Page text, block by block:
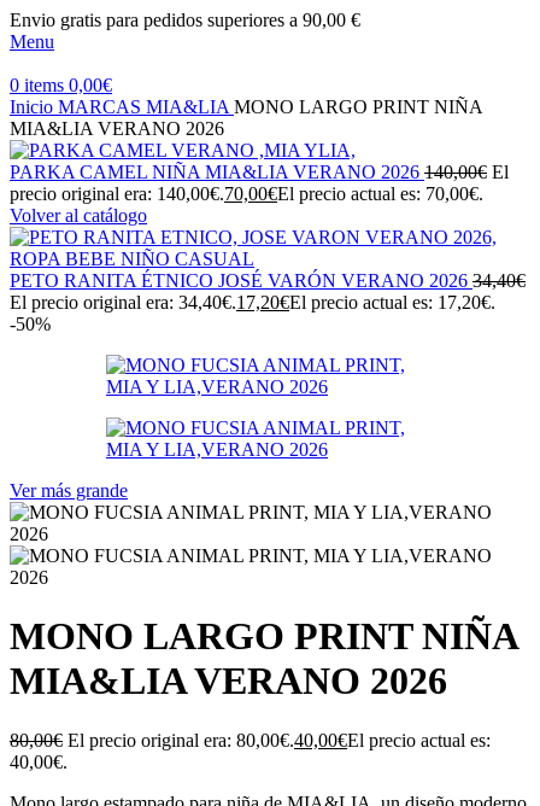
Envio gratis para pedidos superiores a 90,00 €
Menu
0 items 0,00€
Inicio MARCAS MIA&LIA MONO LARGO PRINT NIÑA
MIA&LIA VERANO 2026
PARKA CAMEL NIÑA MIA&LIA VERANO 2026 140,00€ El
precio original era: 140,00€.70,00€El precio actual es: 70,00€.
Volver al catálogo
PETO RANITA ÉTNICO JOSÉ VARÓN VERANO 2026 34,40€
El precio original era: 34,40€.17,20€El precio actual es: 17,20€.
-50%
Ver más grande
MONO LARGO PRINT NIÑA
MIA&LIA VERANO 2026
80,00€ El precio original era: 80,00€.40,00€El precio actual es:
40,00€.